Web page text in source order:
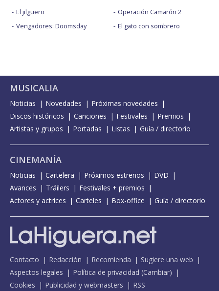
El jilguero
Vengadores: Doomsday
Operación Camarón 2
El gato con sombrero
MUSICALIA
Noticias Novedades
Próximas novedades
Discos históricos
Canciones Festivales
Premios
Artistas y grupos
Portadas Listas Guía / directorio
CINEMANÍA
Noticias Cartelera Próximos estrenos
DVD
Avances
Tráilers
Festivales + premios
Actores y actrices
Carteles Box-office Guía / directorio
Contacto Redacción Recomienda
Sugiere una web
Aspectos legales
Política de privacidad (Cambiar)
Cookies
Publicidad y webmasters RSS